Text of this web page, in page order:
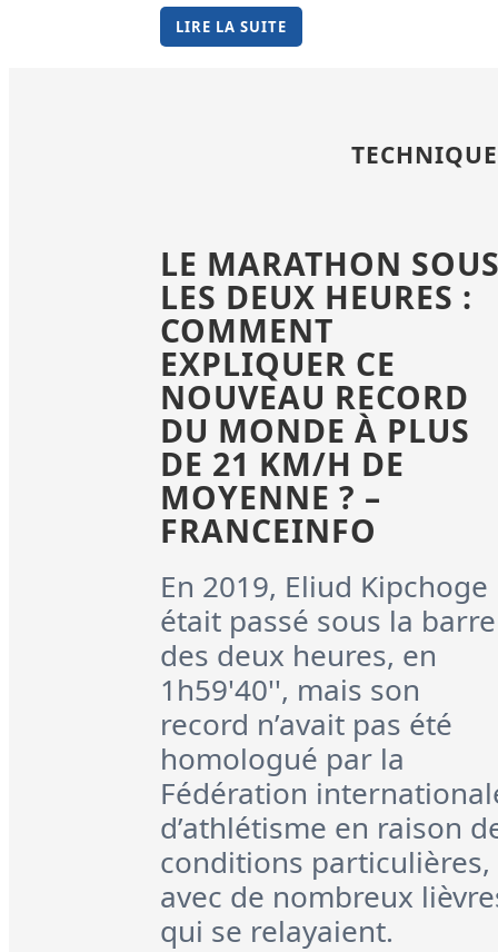
LIRE LA SUITE
LE MARATHON
LES DEUX HEURES :
COMMENT
EXPLIQUER CE
NOUVEAU RECORD
DU MONDE À PLUS
DE 21 KM/H DE
MOYENNE ? –
FRANCEINFO
En 2019, Eliud Kipchoge
était passé sous la barre
des deux heures, en
1h59'40'', mais son
record n’avait pas été
homologué par la
Fédération
d’athlétisme en raison
conditions particulières,
avec de nombreux
qui se relayaient.